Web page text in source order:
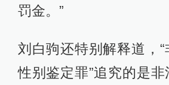
罚金。”
刘白驹还特别解释道，
性别鉴定罪”追究的是